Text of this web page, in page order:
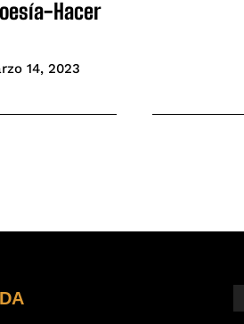
Hacer
14, 2023